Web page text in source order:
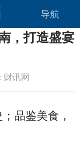
导航
，打造盛宴
财讯网
品鉴美食，